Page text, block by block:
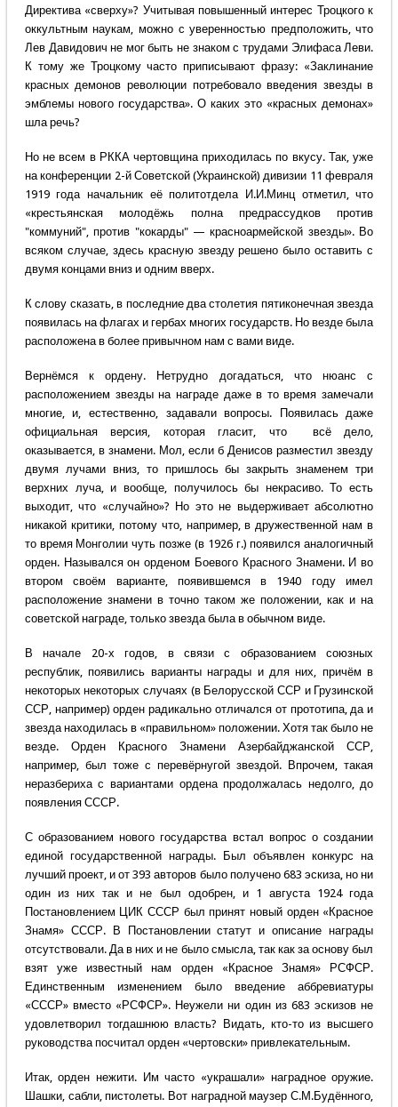
Директива «сверху»? Учитывая повышенный интерес Троцкого к
оккультным наукам, можно с уверенностью предположить, что
Лев Давидович не мог быть не знаком с трудами Элифаса Леви.
К тому же Троцкому часто приписывают фразу: «Заклинание
красных демонов революции потребовало введения звезды в
эмблемы нового государства». О каких это «красных демонах»
шла речь?
Но не всем в РККА чертовщина приходилась по вкусу. Так, уже
на конференции 2-й Советской (Украинской) дивизии 11 февраля
1919 года начальник её политотдела И.И.Минц отметил, что
«крестьянская молодёжь полна предрассудков против
"коммуний", против "кокарды" — красноармейской звезды». Во
всяком случае, здесь красную звезду решено было оставить с
двумя концами вниз и одним вверх.
К слову сказать, в последние два столетия пятиконечная звезда
появилась на флагах и гербах многих государств. Но везде была
расположена в более привычном нам с вами виде.
Вернёмся к ордену. Нетрудно догадаться, что нюанс с
расположением звезды на награде даже в то время замечали
многие, и, естественно, задавали вопросы. Появилась даже
официальная версия, которая гласит, что всё дело,
оказывается, в знамени. Мол, если б Денисов разместил звезду
двумя лучами вниз, то пришлось бы закрыть знаменем три
верхних луча, и вообще, получилось бы некрасиво. То есть
выходит, что «случайно»? Но это не выдерживает абсолютно
никакой критики, потому что, например, в дружественной нам в
то время Монголии чуть позже (в 1926 г.) появился аналогичный
орден. Назывался он орденом Боевого Красного Знамени. И во
втором своём варианте, появившемся в 1940 году имел
расположение знамени в точно таком же положении, как и на
советской награде, только звезда была в обычном виде.
В начале 20-х годов, в связи с образованием союзных
республик, появились варианты награды и для них, причём в
некоторых некоторых случаях (в Белорусской ССР и Грузинской
ССР, например) орден радикально отличался от прототипа, да и
звезда находилась в «правильном» положении. Хотя так было не
везде. Орден Красного Знамени Азербайджанской ССР,
например, был тоже с перевёрнугой звездой. Впрочем, такая
неразбериха с вариантами ордена продолжалась недолго, до
появления СССР.
С образованием нового государства встал вопрос о создании
единой государственной награды. Был объявлен конкурс на
лучший проект, и от 393 авторов было получено 683 эскиза, но ни
один из них так и не был одобрен, и 1 августа 1924 года
Постановлением ЦИК СССР был принят новый орден «Красное
Знамя» СССР. В Постановлении статут и описание награды
отсутствовали. Да в них и не было смысла, так как за основу был
взят уже известный нам орден «Красное Знамя» РСФСР.
Единственным изменением было введение аббревиатуры
«СССР» вместо «РСФСР». Неужели ни один из 683 эскизов не
удовлетворил тогдашнюю власть? Видать, кто-то из высшего
руководства посчитал орден «чертовски» привлекательным.
Итак, орден нежити. Им часто «украшали» наградное оружие.
Шашки, сабли, пистолеты. Вот наградной маузер С.М.Будённого,